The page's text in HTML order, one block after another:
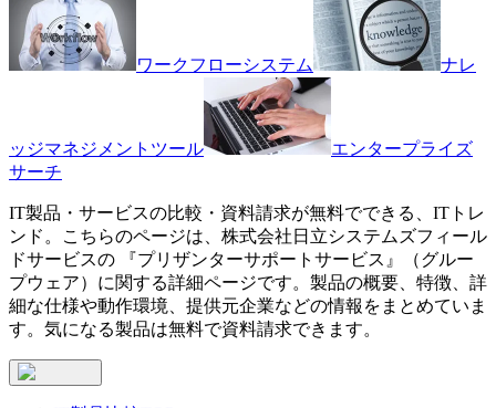
ワークフローシステム ナレ
ッジマネジメントツール
エンタープライズ
サーチ
IT製品・サービスの比較・資料請求が無料でできる、ITトレ
ンド。こちらのページは、 株式会社日立システムズフィール
ドサービスの 『プリザンターサポートサービス 』（グルー
プウェア）に関する詳細ページです。製品の概要、特徴、詳
細な仕様や動作環境、提供元企業などの情報をまとめていま
す。気になる製品は無料で資料請求できます。